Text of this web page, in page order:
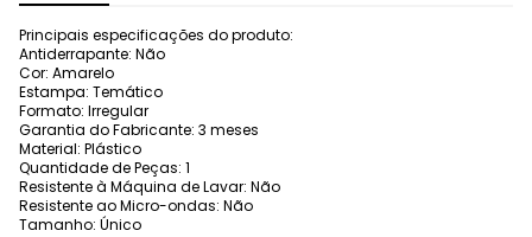
Principais especificações do produto:
Antiderrapante: Não
Cor: Amarelo
Estampa: Temático
Formato: Irregular
Garantia do Fabricante: 3 meses
Material: Plástico
Quantidade de Peças: 1
Resistente à Máquina de Lavar: Não
Resistente ao Micro-ondas: Não
Tamanho: Único